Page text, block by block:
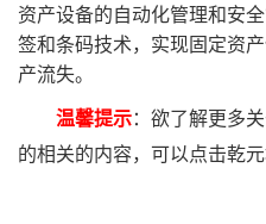
资产设备的自动化管理和安
签和条码技术，实现固定资
产流失。
温馨提示：欲了解更多
的相关的内容，可以点击乾